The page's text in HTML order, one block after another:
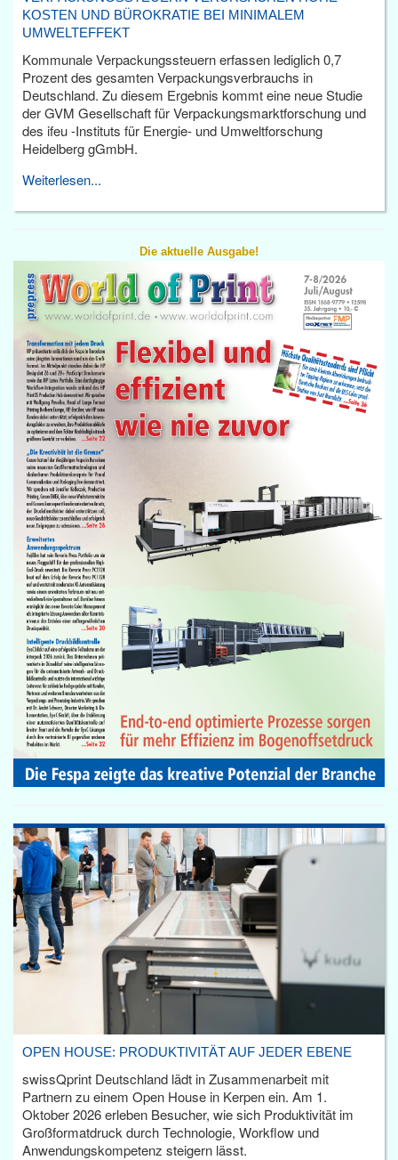
KOSTEN UND BÜROKRATIE BEI MINIMALEM
UMWELTEFFEKT
Kommunale Verpackungssteuern erfassen lediglich 0,7
Prozent des gesamten Verpackungsverbrauchs in
Deutschland. Zu diesem Ergebnis kommt eine neue Studie
der GVM Gesellschaft für Verpackungsmarktforschung und
des ifeu -Instituts für Energie- und Umweltforschung
Heidelberg gGmbH.
Weiterlesen...
Die aktuelle Ausgabe!
OPEN HOUSE: PRODUKTIVITÄT AUF JEDER EBENE
swissQprint Deutschland lädt in Zusammenarbeit mit
Partnern zu einem Open House in Kerpen ein. Am 1.
Oktober 2026 erleben Besucher, wie sich Produktivität im
Großformatdruck durch Technologie, Workflow und
Anwendungskompetenz steigern lässt.